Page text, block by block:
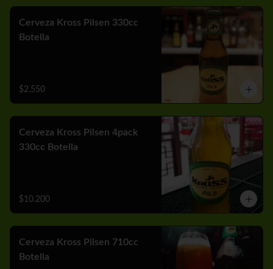
Cerveza Kross Pilsen 330cc
Botella
$2.550
Cerveza Kross Pilsen 4pack
330cc Botella
$10.200
Cerveza Kross Pilsen 710cc
Botella